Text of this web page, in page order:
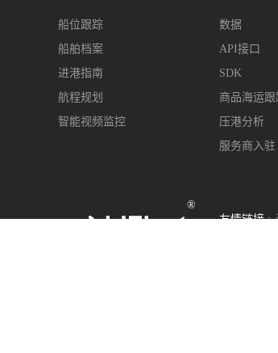
船位跟踪
船舶档案
进港指南
航程规划
智能视频监控
数据
API接口
SDK
商品海运跟
压港分析
服务商入驻
®
友情链接 :